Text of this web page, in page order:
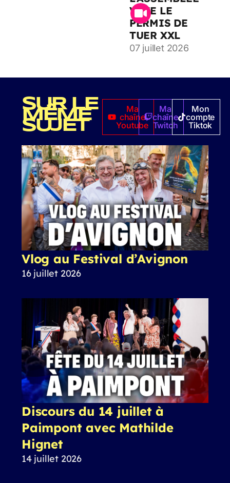
VOTE LE
PERMIS DE
TUER XXL
07 juillet 2026
SUR LE
MÊME
SUJET
Ma
chaîne
Youtube
Ma
chaîne
Twitch
Mon
compte
Tiktok
Vlog au Festival d’Avignon
16 juillet 2026
Discours du 14 juillet à
Paimpont avec Mathilde
Hignet
14 juillet 2026